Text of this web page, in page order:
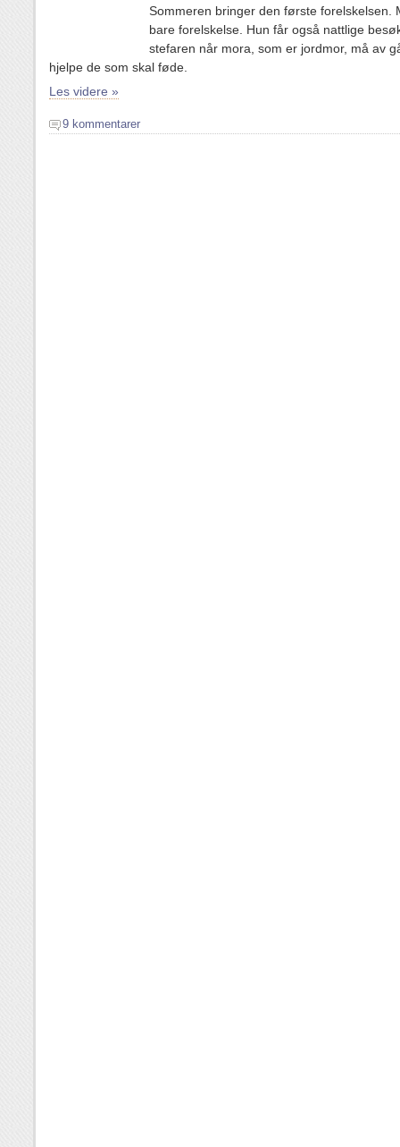
Sommeren bringer den første forelskelsen.
bare forelskelse. Hun får også nattlige
stefaren når mora, som er jordmor, må av
hjelpe de som skal føde.
Les videre »
9 kommentarer